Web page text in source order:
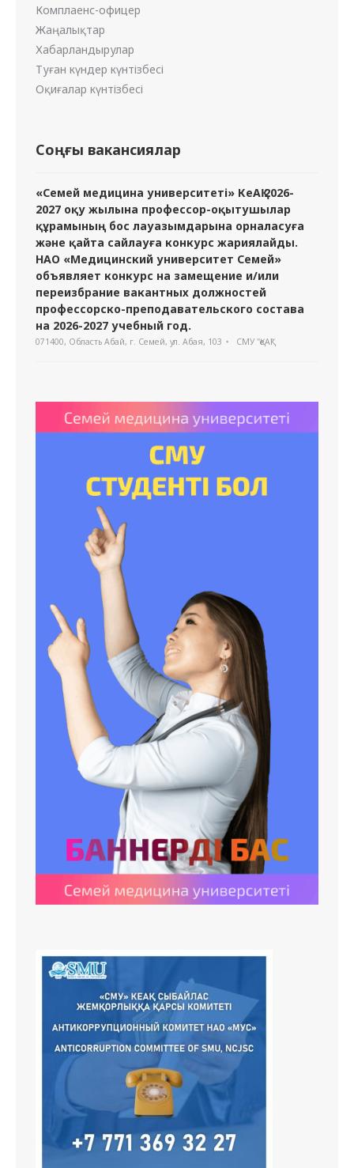
Комплаенс-офицер
Жаңалықтар
Хабарландырулар
Туған күндер күнтізбесі
Оқиғалар күнтізбесі
Соңғы вакансиялар
«Семей медицина университеті» КеАҚ 2026-
2027 оқу жылына профессор-оқытушылар
құрамының бос лауазымдарына орналасуға
және қайта сайлауға конкурс жариялайды.
НАО «Медицинский университет Семей»
объявляет конкурс на замещение и/или
переизбрание вакантных должностей
профессорско-преподавательского состава
на 2026-2027 учебный год.
071400, Область Абай, г. Семей, ул. Абая, 103 СМУ "ҚеАҚ"